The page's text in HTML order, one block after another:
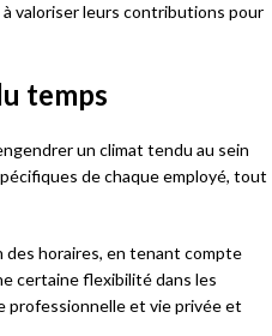
valoriser leurs contributions pour
temps
un climat tendu au sein
de chaque employé, tout
des horaires, en tenant compte
certaine flexibilité dans les
professionnelle et vie privée et